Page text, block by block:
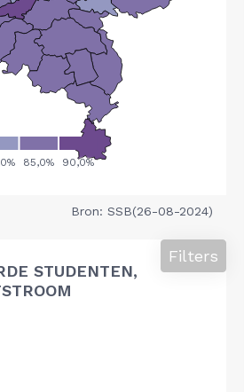
Bron: SSB(26-08-2024)
STUDENTEN,
Filters